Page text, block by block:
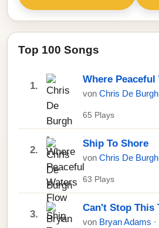
Top 100 Songs
1.
Where
von Chris De Burgh
65 Plays
2.
Ship To Shore
von Chris De Burgh
63 Plays
3.
Can't Stop This
von Bryan Adams